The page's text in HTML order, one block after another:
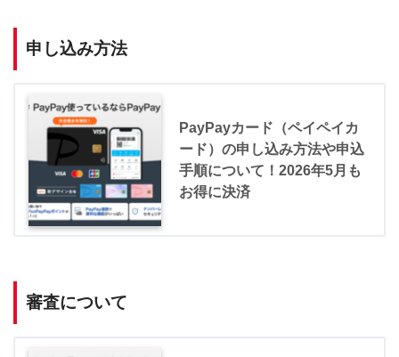
申し込み方法
PayPayカード（ペイペイカ
ード）の申し込み方法や申込
手順について！2026年5月も
お得に決済
審査について